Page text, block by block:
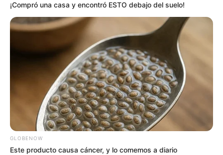
EMERGENCIAS POR LLUVIAS
FUERTES LLUVIAS
LIGA BETPLAY
METRO DE MEDELLÍN
CORTES DE LUZ
CORTES DE AGUA
FENÓMENO DEL NIÑO
¡Compró una casa y encontró ESTO debajo del suelo!
GLOBENOW
Este producto causa cáncer, y lo comemos a diario